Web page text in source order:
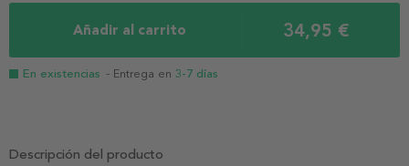
Añadir al carrito 34,95 €
En existencias - Entrega en 3-7 días
Descripción del producto